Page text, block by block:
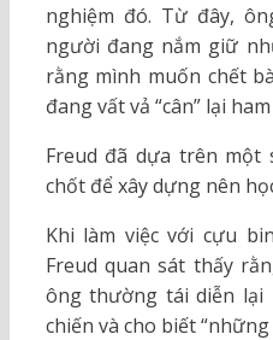
nghiệm đó. Từ đây,
người đang nắm giữ
rằng mình muốn chết
đang vất vả “cân” lại
Freud đã dựa trên một
chốt để xây dựng nên
Khi làm việc với cựu
Freud quan sát thấy
ông thường tái diễn
chiến và cho biết